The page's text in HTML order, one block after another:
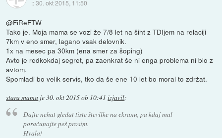
::30. okt 2015, 11:50
@FiReFTW
Tako je. Moja mama se vozi že 7/8 let na šiht z TDIjem na relaciji
7km v eno smer, lagano vsak delovnik.
1x na mesec pa 30km (ena smer za šoping)
Avto je redkokdaj segret, pa zaenkrat še ni enga problema ni blo z
avtom.
Spomladi bo velik servis, tko da še ene 10 let bo moral to zdržat.
stara mama je30. okt 2015 ob 10:41 izjavil:
Dajte nehat gledat tiste številke na ekranu, pa kdaj mal
poračunajte peš prosim.
Hvala!